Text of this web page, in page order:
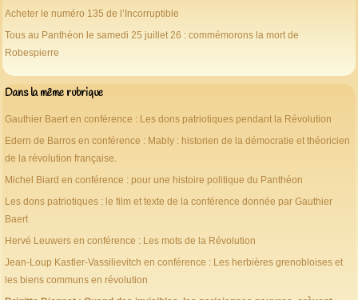
Acheter le numéro 135 de l’Incorruptible
Tous au Panthéon le samedi 25 juillet 26 : commémorons la mort de
Robespierre
Dans la même rubrique
Gauthier Baert en conférence : Les dons patriotiques pendant la Révolution
Edern de Barros en conférence : Mably : historien de la démocratie et théoricien
de la révolution française.
Michel Biard en conférence : pour une histoire politique du Panthéon
Les dons patriotiques : le film et texte de la conférence donnée par Gauthier
Baert
Hervé Leuwers en conférence : Les mots de la Révolution
Jean-Loup Kastler-Vassilievitch en conférence : Les herbières grenobloises et
les biens communs en révolution